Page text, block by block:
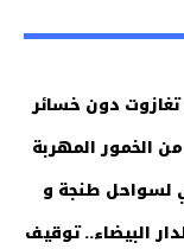
دون خسائر
الخمور المهربة
لسواحل طنجة و
البيضاء.. توقيف